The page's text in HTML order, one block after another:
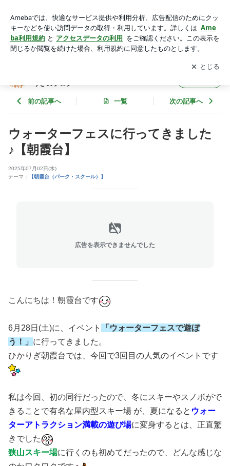
援・放課後等デイサービス ひかりぎのブログ
アプリをダウンロードして ブログの更新通知
を受け取りまし
ょう。
開く
りぎのブログ
前の記事へ 一覧 次の記事へ
ウォーターフェスに行ってきました
♪【朝霞台】
2025年07月02日(水)
テーマ：
【朝霞台（パーク・スクール）】
広告を表示できませんでした
こんにちは！朝霞台です
6月28日(土)に、イベント
「ウォーターフェスで遊ぼ
う！」 に行ってきました。
ひかりぎ朝霞台では、今回で3回目の人気のイベントです
私は今回、初の同行だったので、冬にスキーやスノボがで
きることで有名な屋内型スキー場 が、夏になると ウォー
ターアトラクション満載の遊び場に変身するとは、正直驚
きでした
狭山スキー場に行くのも初めてだったので、どんな感じな